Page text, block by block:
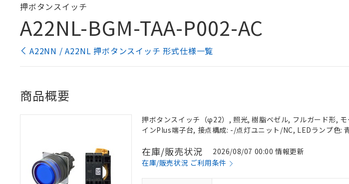
押ボタンスイッチ
A22NL-BGM-TAA-P002-AC
A22NN / A22NL 押ボタンスイッチ 形式仕様一覧
商品概要
押ボタンスイッチ（φ22）, 照光, 樹脂ベゼル, フルガード形,
インPlus端子台, 接点構成: -/点灯ユニット/NC, LEDランプ色:
在庫/販売状況
2026/08/07 00:00 情報更新
在庫/販売状況 ご利用条件